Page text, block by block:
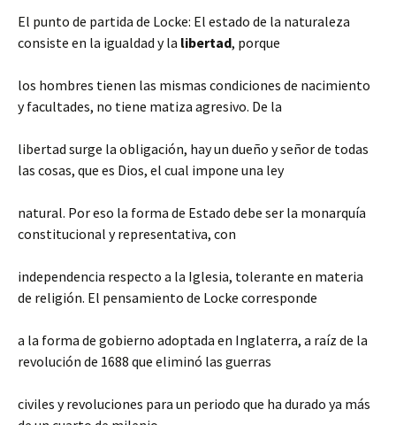
El punto de partida de Locke: El estado de la naturaleza
consiste en la igualdad y la libertad, porque
los hombres tienen las mismas condiciones de nacimiento
y facultades, no tiene matiza agresivo. De la
libertad surge la obligación, hay un dueño y señor de todas
las cosas, que es Dios, el cual impone una ley
natural. Por eso la forma de Estado debe ser la monarquía
constitucional y representativa, con
independencia respecto a la Iglesia, tolerante en materia
de religión. El pensamiento de Locke corresponde
a la forma de gobierno adoptada en Inglaterra, a raíz de la
revolución de 1688 que eliminó las guerras
civiles y revoluciones para un periodo que ha durado ya más